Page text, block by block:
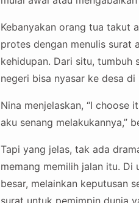
Kebanyakan orang tua takut
protes dengan menulis surat
kehidupan. Dari situ, tumbuh
negeri bisa nyasar ke desa di
Nina menjelaskan, “I choose
aku senang melakukannya,”
Tapi yang jelas, tak ada
memang memilih jalan itu. Di
besar, melainkan keputusan